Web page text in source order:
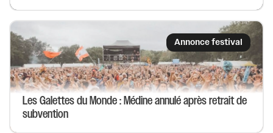
Annonce festival
Les Galettes du Monde : Médine annulé après retrait de
subvention